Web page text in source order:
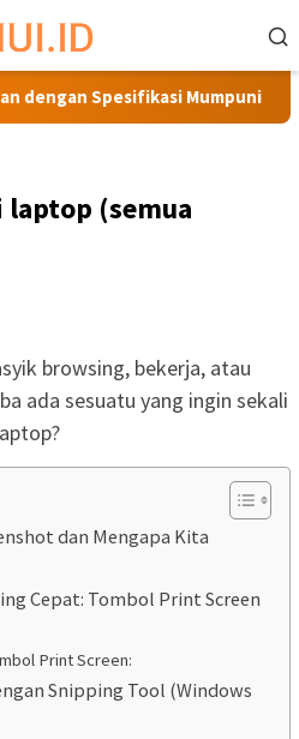
Mumpuni
laptop (semua
browsing, bekerja, atau
ada sesuatu yang ingin sekali
dan Mengapa Kita
Cepat: Tombol Print Screen
Print Screen:
Snipping Tool (Windows